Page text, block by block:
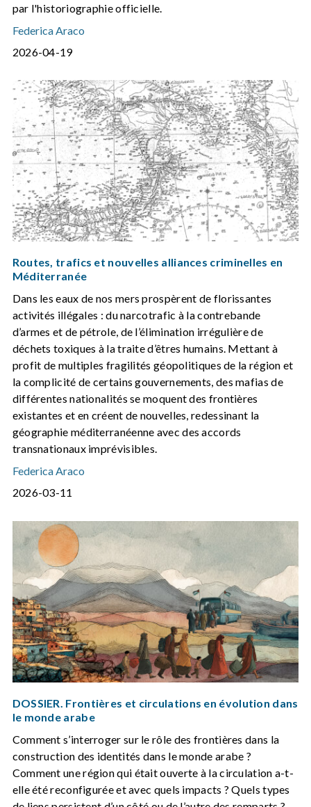
par l'historiographie officielle.
Federica Araco
2026-04-19
Routes, trafics et nouvelles alliances criminelles en
Méditerranée
Dans les eaux de nos mers prospèrent de florissantes
activités illégales : du narcotrafic à la contrebande
d’armes et de pétrole, de l’élimination irrégulière de
déchets toxiques à la traite d’êtres humains. Mettant à
profit de multiples fragilités géopolitiques de la région et
la complicité de certains gouvernements, des mafias de
différentes nationalités se moquent des frontières
existantes et en créent de nouvelles, redessinant la
géographie méditerranéenne avec des accords
transnationaux imprévisibles.
Federica Araco
2026-03-11
DOSSIER. Frontières et circulations en évolution dans
le monde arabe
Comment s’interroger sur le rôle des frontières dans la
construction des identités dans le monde arabe ?
Comment une région qui était ouverte à la circulation a-t-
elle été reconfigurée et avec quels impacts ? Quels types